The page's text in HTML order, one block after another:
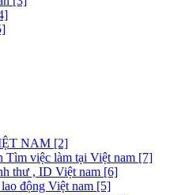
NAM [2]
việc làm tại Việt nam [7]
thư , ID Việt nam [6]
động Việt nam [5]